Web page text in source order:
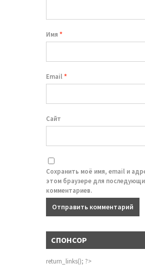
Имя *
Email*
Сайт
Сохранить моё имя, email и
этом браузере для
комментариев.
СПОНСОР
return_links(); ?>